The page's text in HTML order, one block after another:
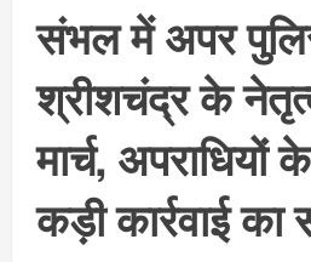
संभल में अपर
श्रीशचंद्र के
मार्च, अपराधियों
कड़ी कार्रवाई